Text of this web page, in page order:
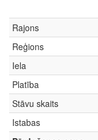
Rajons
Reģions
Iela
Platība
Stāvu skaits
Istabas